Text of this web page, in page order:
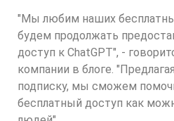
"Мы любим наших
будем продолжать
доступ к ChatGPT", -
компании в блоге.
подписку, мы сможем
бесплатный доступ как